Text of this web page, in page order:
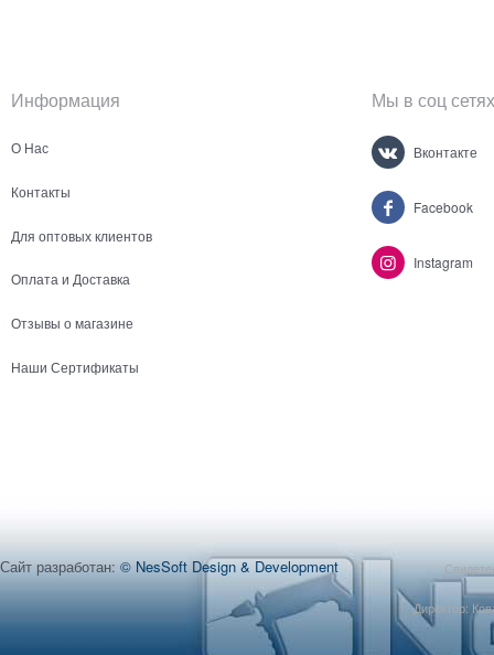
Информация
О Нас
Контакты
Для оптовых клиентов
Оплата и Доставка
Отзывы о магазине
Наши Сертификаты
Мы в соц сетях
Вконтакте
Facebook
Instagram
Сайт разработан: © NesSoft Design & Development
Директор: